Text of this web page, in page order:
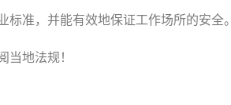
准，并能有效地保证工作场所的安全。
地法规！